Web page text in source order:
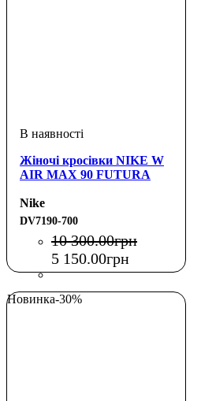
Жіночі кросівки NIKE W
AIR MAX 90 FUTURA
Nike
DV7190-700
10 300.00грн
5 150.00грн
Новинка-30%